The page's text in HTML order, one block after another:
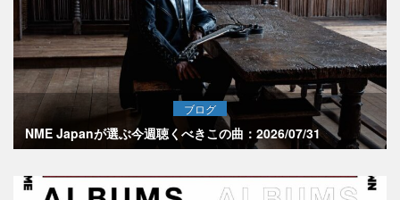
ブログ
NME Japanが選ぶ今週聴くべきこの曲：2026/07/31